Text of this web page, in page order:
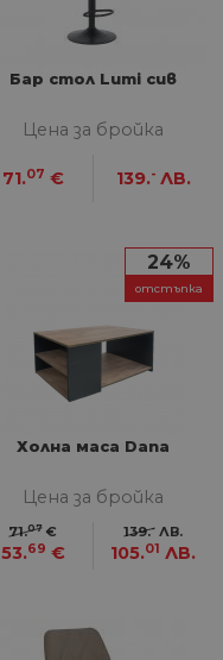
Бар стол Lumi сив
Цена за бройка
71.07 € 139.- ЛВ.
24%
отстъпка
Холна маса Dana
Цена за бройка
71.07 €
53.69 €
139.- ЛВ.
105.01 ЛВ.